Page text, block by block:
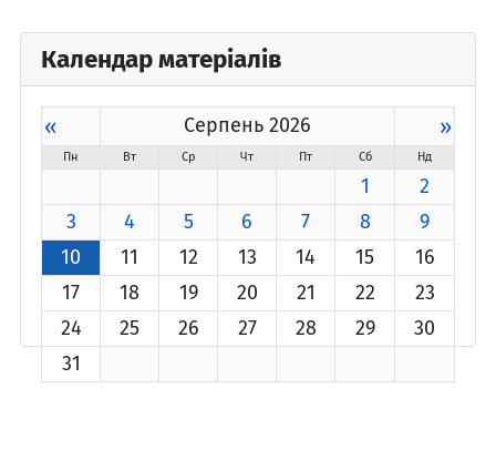
Календар матеріалів
« Серпень 2026 »
Пн Вт Ср Чт Пт Сб Нд
1
2
3
4 5 6 7 8
9
10
11 12 13 14 15
16
17
18 19 20 21 22
23
24
25 26 27 28 29
30
31